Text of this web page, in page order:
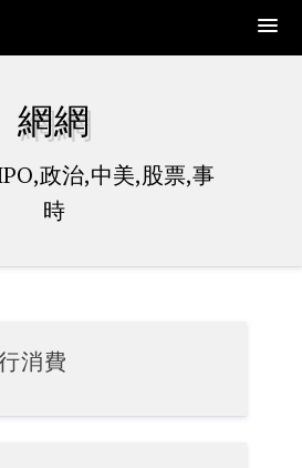
網網
政治,中美,股票,事
時
消費